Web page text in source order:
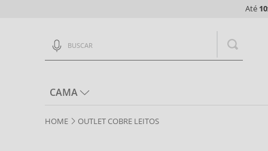
Até
CAMA
OUTLET COBRE LEITOS